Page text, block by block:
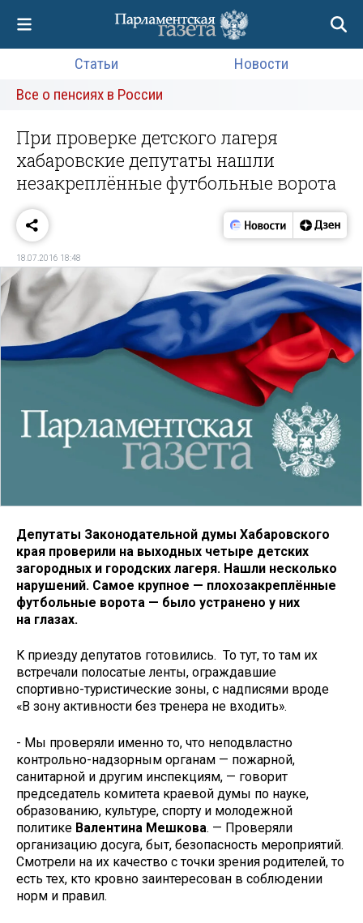
Статьи
Новости
Все о пенсиях в России
При проверке детского лагеря
хабаровские депутаты нашли
незакреплённые футбольные ворота
18.07.2016 18:48
Депутаты Законодательной думы Хабаровского
края проверили на выходных четыре детских
загородных и городских лагеря. Нашли несколько
нарушений. Самое крупное — плохозакреплённые
футбольные ворота — было устранено у них
на глазах.
К приезду депутатов готовились. То тут, то там их
встречали полосатые ленты, ограждавшие
спортивно-туристические зоны, с надписями вроде
«В зону активности без тренера не входить».
- Мы проверяли именно то, что неподвластно
контрольно-надзорным органам — пожарной,
санитарной и другим инспекциям, — говорит
председатель комитета краевой думы по науке,
образованию, культуре, спорту и молодежной
политике Валентина Мешкова. — Проверяли
организацию досуга, быт, безопасность мероприятий.
Смотрели на их качество с точки зрения родителей, то
есть тех, кто кровно заинтересован в соблюдении
норм и правил.